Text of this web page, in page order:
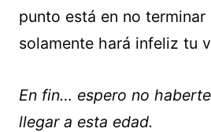
punto está en no
solamente hará infeliz tu
En fin… espero no
llegar a esta edad.